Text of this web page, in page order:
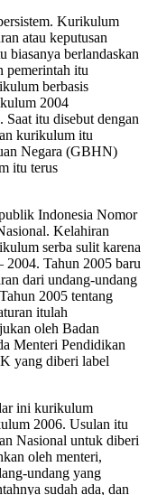
Kurikulum
atau keputusan
biasanya berlandaskan
pemerintah itu
berbasis
2004
Saat itu disebut dengan
kurikulum itu
Negara (GBHN)
itu terus
Indonesia Nomor
Kelahiran
serba sulit karena
2004. Tahun 2005 baru
dari undang-undang
2005 tentang
itulah
oleh Badan
Menteri Pendidikan
yang diberi label
ini kurikulum
2006. Usulan itu
Nasional untuk diberi
oleh menteri,
undang yang
sudah ada, dan